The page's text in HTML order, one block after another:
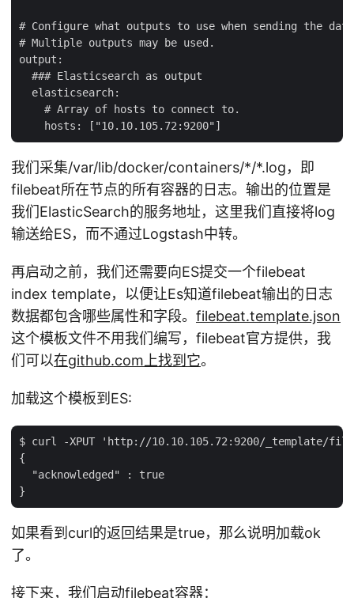
# Configure what outputs to use when sending the
# Multiple outputs may be used.
output:
  ### Elasticsearch as output
  elasticsearch:
    # Array of hosts to connect to.
我们采集/var/lib/docker/containers/*/*.log，即
filebeat所在节点的所有容器的日志。输出的位置是
我们ElasticSearch的服务地址，这里我们直接将log
输送给ES，而不通过Logstash中转。
再启动之前，我们还需要向ES提交一个filebeat
index template，以便让Es知道filebeat输出的日志
数据都包含哪些属性和字段。 filebeat.template.json
这个模板文件不用我们编写，filebeat官方提供，我
们可以在github.com上找到它。
加载这个模板到ES:
$ curl -XPUT 'http://10.10.105.72:9200/_template/
{
  "acknowledged" : true
如果看到curl的返回结果是true，那么说明加载ok
了。
接下来，我们启动filebeat容器：